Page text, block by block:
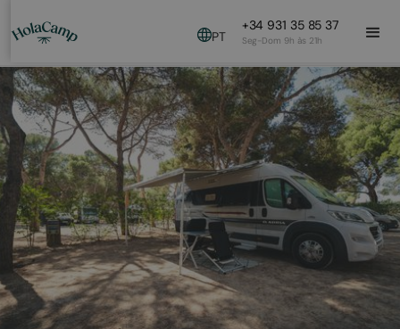
PT
+34 931 35 85 37
Seg-Dom 9h às 21h